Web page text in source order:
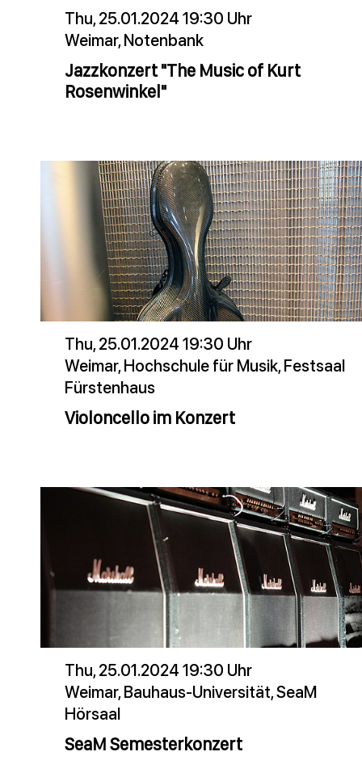
Thu, 25.01.2024 19:30 Uhr
Weimar, Notenbank
Jazzkonzert "The Music of Kurt
Rosenwinkel"
Thu, 25.01.2024 19:30 Uhr
Weimar, Hochschule für Musik, Festsaal
Fürstenhaus
Violoncello im Konzert
Thu, 25.01.2024 19:30 Uhr
Weimar, Bauhaus-Universität, SeaM
Hörsaal
SeaM Semesterkonzert